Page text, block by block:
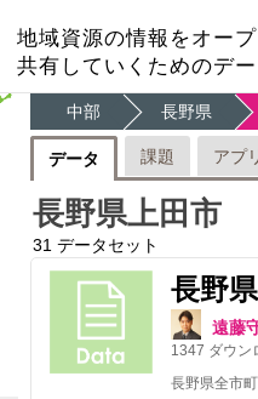
地域資源の情報をオー
共有していくためのデ
中部 長野県
データ 課題 アプ
長野県上田市
31 データセット
長野
遠藤
1347 ダウン